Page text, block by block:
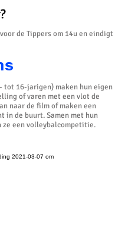
de Tippers om 14u en eindigt
tot 16-jarigen) maken hun eigen
of varen met een vlot de
naar de film of maken een
in de buurt. Samen met hun
ze een volleybalcompetitie.